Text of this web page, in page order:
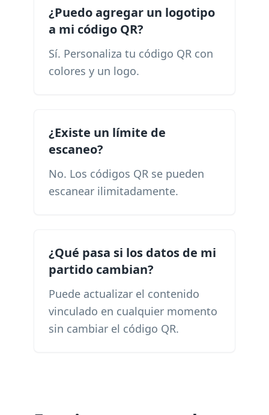
¿Puedo agregar un logotipo
a mi código QR?
Sí. Personaliza tu código QR con
colores y un logo.
¿Existe un límite de
escaneo?
No. Los códigos QR se pueden
escanear ilimitadamente.
¿Qué pasa si los datos de mi
partido cambian?
Puede actualizar el contenido
vinculado en cualquier momento
sin cambiar el código QR.